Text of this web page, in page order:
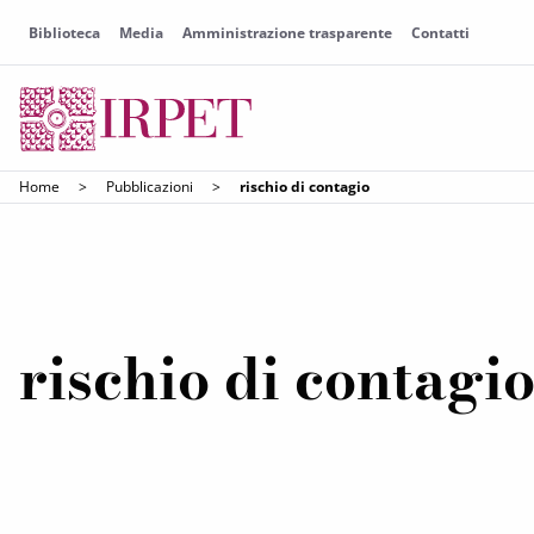
Biblioteca Media Amministrazione trasparente Contatti
Home > Pubblicazioni > rischio di contagio
rischio di contagio